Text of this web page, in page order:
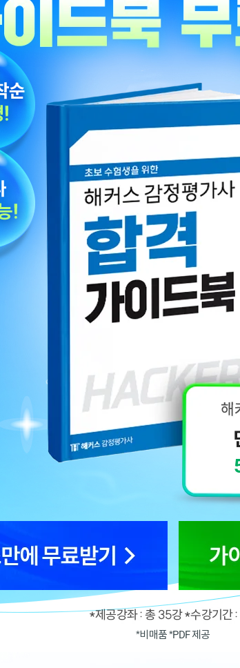
*비매품 *PDF 제공